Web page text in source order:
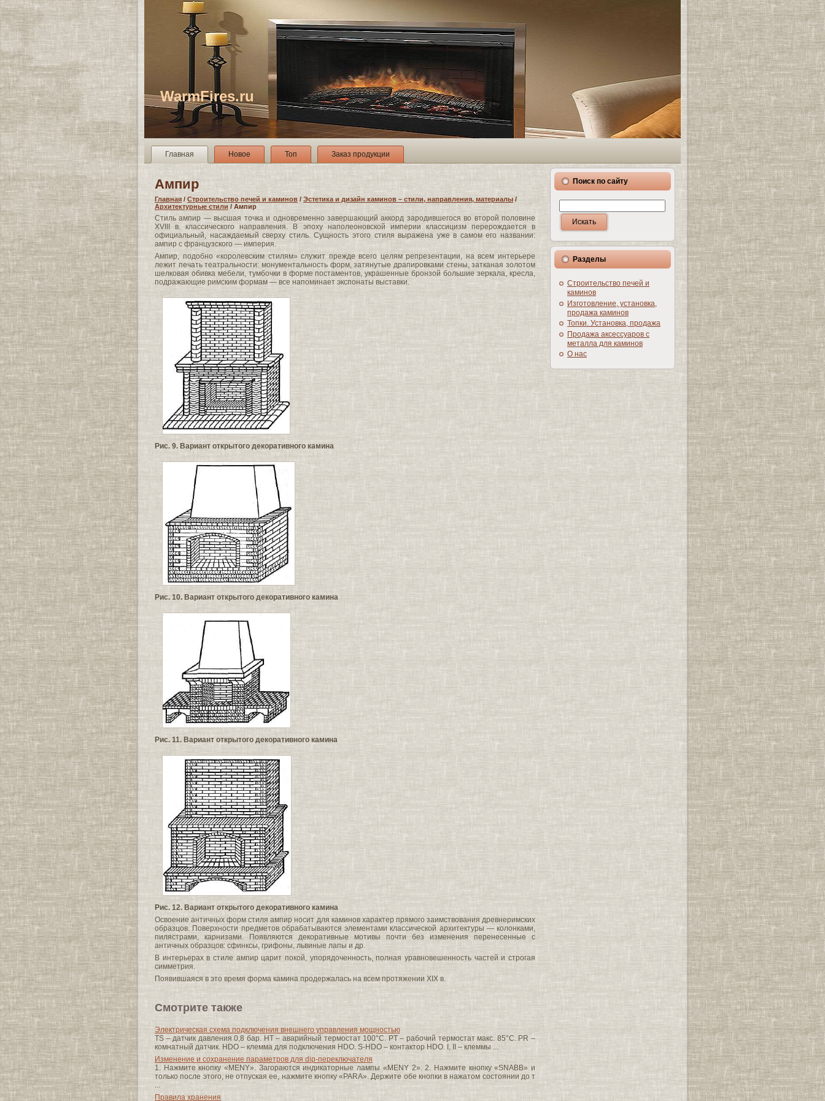
WarmFires.ru
Главная Новое Топ Заказ продукции
Ампир
Главная / Строительство печей и каминов / Эстетика и дизайн каминов – стили, направления, материалы /
Архитектурные стили / Ампир
Стиль ампир — высшая точка и одновременно завершающий аккорд зародившегося во второй половине
XVIII в. классического направления. В эпоху наполеоновской империи классицизм перерождается в
официальный, насаждаемый сверху стиль. Сущность этого стиля выражена уже в самом его названии:
ампир с французского — империя.
Ампир, подобно «королевским стилям» служит прежде всего целям репрезентации, на всем интерьере
лежит печать театральности: монументальность форм, затянутые драпировками стены, затканая золотом
шелковая обивка мебели, тумбочки в форме постаментов, украшенные бронзой большие зеркала, кресла,
подражающие римским формам — все напоминает экспонаты выставки.
Рис. 9. Вариант открытого декоративного камина
Рис. 10. Вариант открытого декоративного камина
Рис. 11. Вариант открытого декоративного камина
Рис. 12. Вариант открытого декоративного камина
Освоение античных форм стиля ампир носит для каминов характер прямого заимствования древнеримских
образцов. Поверхности предметов обрабатываются элементами классической архитектуры — колонками,
пилястрами, карнизами. Появляются декоративные мотивы почти без изменения перенесенные с
античных образцов: сфинксы, грифоны, львиные лапы и др.
В интерьерах в стиле ампир царит покой, упорядоченность, полная уравновешенность частей и строгая
симметрия.
Появившаяся в это время форма камина продержалась на всем протяжении XIX в.
Смотрите также
Электрическая схема подключения внешнего управления мощностью
TS – датчик давления 0,8 бар. HT – аварийный термостат 100°C. PT – рабочий термостат макс. 85°C. PR –
комнатный датчик. HDO – клемма для подключения HDO. S-HDO – контактор HDO. I, II – клеммы ...
Изменение и сохранение параметров для dip-переключателя
1. Нажмите кнопку «MENY». Загораются индикаторные лампы «MENY 2». 2. Нажмите кнопку «SNABB» и
только после этого, не отпуская ее, нажмите кнопку «PARA». Держите обе кнопки в нажатом состоянии до т
...
Правила хранения
Поиск по сайту
Разделы
Строительство печей и
каминов
Изготовление, установка,
продажа каминов
Топки. Установка, продажа
Продажа аксессуаров с
металла для каминов
О нас